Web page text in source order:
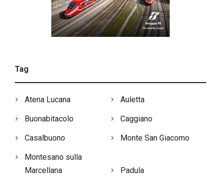
Tag
Atena Lucana Auletta
Buonabitacolo Caggiano
Casalbuono Monte San Giacomo
Montesano sulla
Marcellana
Padula